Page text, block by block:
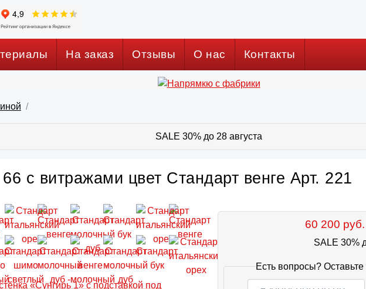
На заказ Отзывы О нас Контакты
SALE 30% до 28 августа
с витражами цвет Стандарт венге Арт. 221
60 200 руб.
SALE 30%
Есть вопросы?